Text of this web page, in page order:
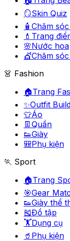
🪞Skin Quiz
🧴 Chăm
💄 Trang
🌸Nước hoa
💇Chăm
👗 Fashion
🏠Trang
✨Outfit
👕Áo
👖 Quần
👟Giày
🎒Phụ kiện
🏃 Sport
🏠Trang
🎯Gear
👟Giày thể
🎽Đồ tập
🏋️Dụng cụ
🥤 Phụ kiện